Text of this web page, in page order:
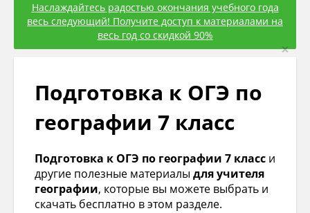
Наслаждайтесь радостью окончания учебного года
весь следующий! Получите доступ к материалами на
весь год со скидкой 90%
×
Подготовка к ОГЭ по
географии 7 класс
Подготовка к ОГЭ по географии 7 класс и
другие полезные материалы для учителя
географии, которые вы можете выбрать и
скачать бесплатно в этом разделе.